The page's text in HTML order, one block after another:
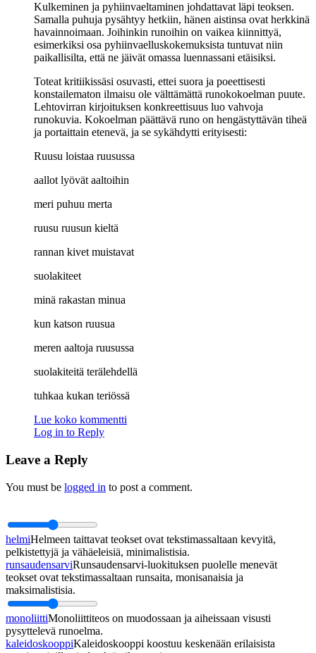
Kulkeminen ja pyhiinvaeltaminen johdattavat läpi teoksen.
Samalla puhuja pysähtyy hetkiin, hänen aistinsa ovat herkkinä
havainnoimaan. Joihinkin runoihin on vaikea kiinnittyä,
esimerkiksi osa pyhiinvaelluskokemuksista tuntuvat niin
paikallisilta, että ne jäivät omassa luennassani etäisiksi.
Toteat kritiikissäsi osuvasti, ettei suora ja poeettisesti
konstailematon ilmaisu ole välttämättä runokokoelman puute.
Lehtovirran kirjoituksen konkreettisuus luo vahvoja
runokuvia. Kokoelman päättävä runo on hengästyttävän tiheä
ja portaittain etenevä, ja se sykähdytti erityisesti:
Ruusu loistaa ruusussa
aallot lyövät aaltoihin
meri puhuu merta
ruusu ruusun kieltä
rannan kivet muistavat
suolakiteet
minä rakastan minua
kun katson ruusua
meren aaltoja ruusussa
suolakiteitä terälehdellä
tuhkaa kukan teriössä
Lue koko kommentti
Log in to Reply
Leave a Reply
You must be logged in to post a comment.
helmiHelmeen taittavat teokset ovat tekstimassaltaan kevyitä,
pelkistettyjä ja vähäeleisiä, minimalistisia.
runsaudensarviRunsaudensarvi-luokituksen puolelle menevät
teokset ovat tekstimassaltaan runsaita, monisanaisia ja
maksimalistisia.
monoliittiMonoliittiteos on muodossaan ja aiheissaan visusti
pysyttelevä runoelma.
kaleidoskooppiKaleidoskooppi koostuu keskenään erilaisista